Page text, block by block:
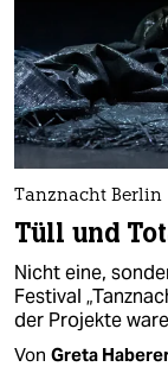
Tanznacht Berlin
Tüll und
Nicht eine,
Festival
der Projekte
Von Greta